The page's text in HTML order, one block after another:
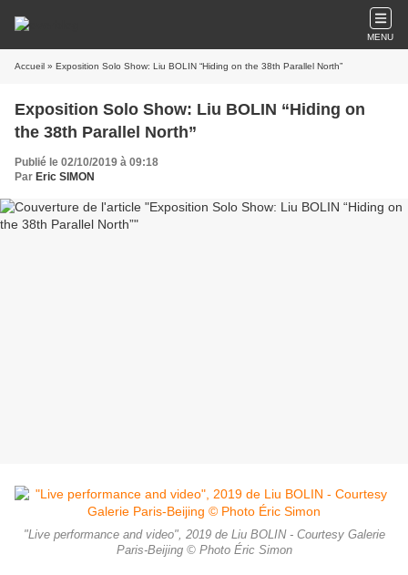
MENU
Accueil » Exposition Solo Show: Liu BOLIN “Hiding on the 38th Parallel North”
Exposition Solo Show: Liu BOLIN “Hiding on
the 38th Parallel North”
Publié le 02/10/2019 à 09:18
Par Eric SIMON
"Live performance and video", 2019 de Liu BOLIN - Courtesy Galerie
Paris-Beijing © Photo Éric Simon